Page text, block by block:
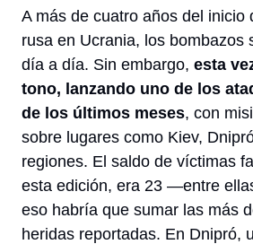
A más de cuatro años del inicio
rusa en Ucrania, los bombazos
día a día. Sin embargo, esta
tono, lanzando uno de los
de los últimos meses, con
sobre lugares como Kiev,
regiones. El saldo de víctimas
esta edición, era 23 —entre
eso habría que sumar las más
heridas reportadas. En Dnipró,